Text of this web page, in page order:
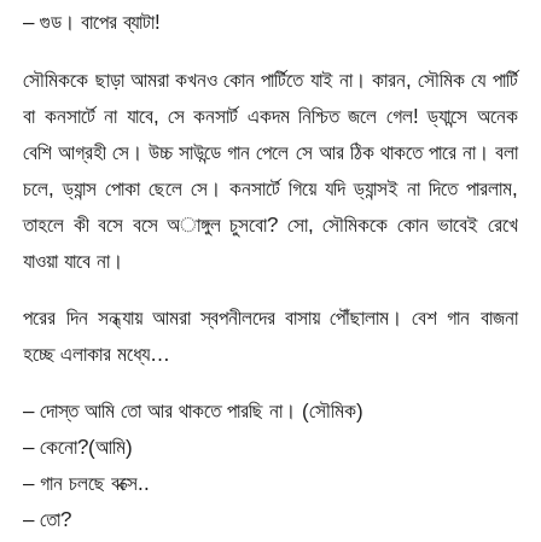
– গুড। বাপের ব্যাটা!
সৌমিককে ছাড়া আমরা কখনও কোন পার্টিতে যাই না। কারন, সৌমিক যে পার্টি
বা কনসার্টে না যাবে, সে কনসার্ট একদম নিশ্চিত জলে গেল! ড্যান্সে অনেক
বেশি আগ্রহী সে। উচ্চ সাউন্ডে গান পেলে সে আর ঠিক থাকতে পারে না। বলা
চলে, ড্যান্স পোকা ছেলে সে। কনসার্টে গিয়ে যদি ড্যান্সই না দিতে পারলাম,
তাহলে কী বসে বসে অাঙ্গুল চুসবো? সো, সৌমিককে কোন ভাবেই রেখে
যাওয়া যাবে না।
পরের দিন সন্ধ্যায় আমরা স্বপনীলদের বাসায় পৌঁছালাম। বেশ গান বাজনা
হচ্ছে এলাকার মধ্যে…
– দোস্ত আমি তো আর থাকতে পারছি না। (সৌমিক)
– কেনো?(আমি)
– গান চলছে বক্সে..
– তো?